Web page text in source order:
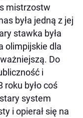
mistrzostw
była jedną z jej
stawka była
olimpijskie dla
Do
i
roku było coś
system
i opierał się na